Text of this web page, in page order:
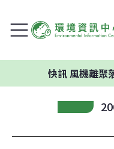
快訊風機離聚落、